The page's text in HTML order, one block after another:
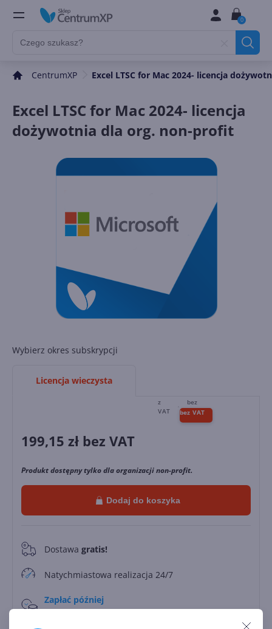
0
CentrumXP Excel LTSC for Mac 2024- licencja
Excel LTSC for Mac 2024- licencja
dożywotnia dla org. non-profit
Wybierz okres subskrypcji
Licencja wieczysta
199,15 zł bez VAT
Produkt dostępny tylko dla organizacji non-profit.
Dodaj do koszyka
0 Dostawa gratis!
Natychmiastowa realizacja 24/7
Zapłać później
Do30 dni